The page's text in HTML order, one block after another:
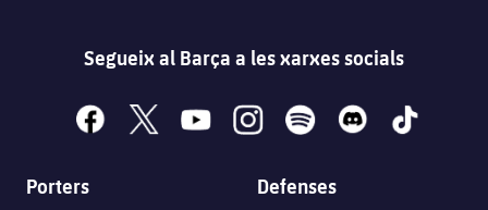
Segueix al Barça a les xarxes socials
facebook
x youtubeinstagramspotify discord tiktok
Porters Defenses